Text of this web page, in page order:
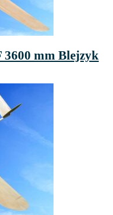
mm Blejzyk